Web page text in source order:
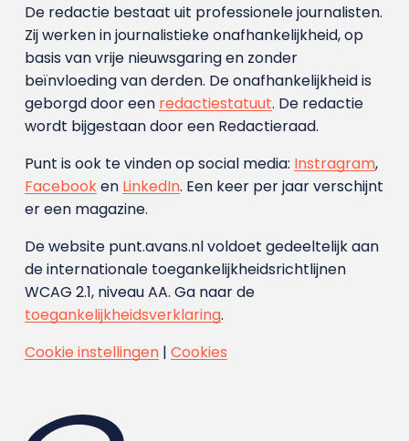
De redactie bestaat uit professionele journalisten.
Zij werken in journalistieke onafhankelijkheid, op
basis van vrije nieuwsgaring en zonder
beïnvloeding van derden. De onafhankelijkheid is
geborgd door een redactiestatuut. De redactie
wordt bijgestaan door een Redactieraad.
Punt is ook te vinden op social media: Instragram,
Facebooken LinkedIn. Een keer per jaar verschijnt
er een magazine.
De website punt.avans.nl voldoet gedeeltelijk aan
de internationale toegankelijkheidsrichtlijnen
WCAG 2.1, niveau AA. Ga naar de
toegankelijkheidsverklaring.
Cookie instellingen| Cookies